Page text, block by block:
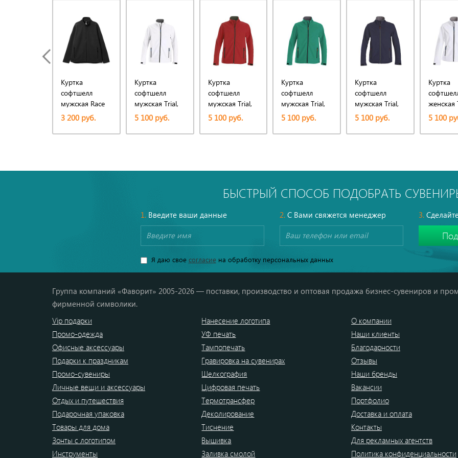
Куртка
софтшелл
мужская Race
Men, черная
3 200 руб.
Куртка
софтшелл
мужская Trial,
белая
5 100 руб.
Куртка
софтшелл
мужская Trial,
красная
5 100 руб.
Куртка
софтшелл
мужская Trial,
зеленая
5 100 руб.
Куртка
софтшелл
мужская Trial,
темно-синяя
5 100 руб.
Куртка
женская
Lady,
5 100
БЫСТРЫЙ СПОСОБ ПОДОБРАТЬ
1.Введите ваши данные 2.С Вами свяжется менеджер 3.
Я даю свое согласиена обработку персональных данных
Группа компаний «Фаворит» 2005-2026 — поставки, производство и оптовая продажа бизнес-сувениров и
фирменной символики.
Vip подарки
Промо-одежда
Офисные аксессуары
Подарки к праздникам
Промо-сувениры
Личные вещи и аксессуары
Отдых и путешествия
Подарочная упаковка
Товары для дома
Зонты с логотипом
Инструменты
Нанесение логотипа
УФ печать
Тампопечать
Гравировка на сувенирах
Шелкография
Цифровая печать
Термотрансфер
Деколирование
Тиснение
Вышивка
Заливка смолой
О компании
Наши клиенты
Благодарности
Отзывы
Наши бренды
Вакансии
Портфолио
Доставка и оплата
Контакты
Для рекламных агентств
Политика конфиденциальности